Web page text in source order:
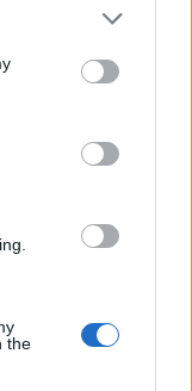
or more Google
You may click to
party tags to
in below Google
the
ΒΟΛΟΣ
και τα